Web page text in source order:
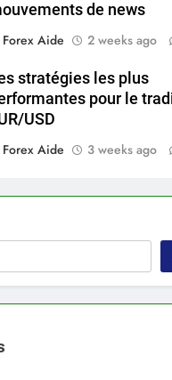
de news
Forex Aide
2 weeks ago
stratégies les plus
pour le
USD
Forex Aide
3 weeks ago